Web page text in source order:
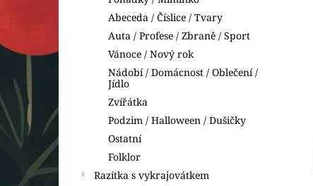
Abeceda / Číslice / Tvary
Auta / Profese / Zbraně / Sport
Vánoce / Nový rok
Nádobí / Domácnost / Oblečení /
Jídlo
Zvířátka
Podzim / Halloween / Dušičky
Ostatní
Folklor
Razítka s vykrajovátkem
VYKRAJOVÁTKA DINOSAUŘI
74 Kč